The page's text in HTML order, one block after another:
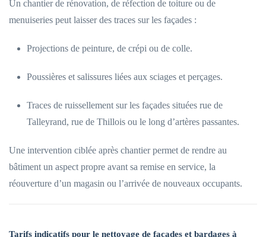
Un chantier de rénovation, de réfection de toiture ou de
menuiseries peut laisser des traces sur les façades :
Projections de peinture, de crépi ou de colle.
Poussières et salissures liées aux sciages et perçages.
Traces de ruissellement sur les façades situées rue de
Talleyrand, rue de Thillois ou le long d’artères passantes.
Une intervention ciblée après chantier permet de rendre au
bâtiment un aspect propre avant sa remise en service, la
réouverture d’un magasin ou l’arrivée de nouveaux occupants.
Tarifs indicatifs pour le nettoyage de façades et bardages à